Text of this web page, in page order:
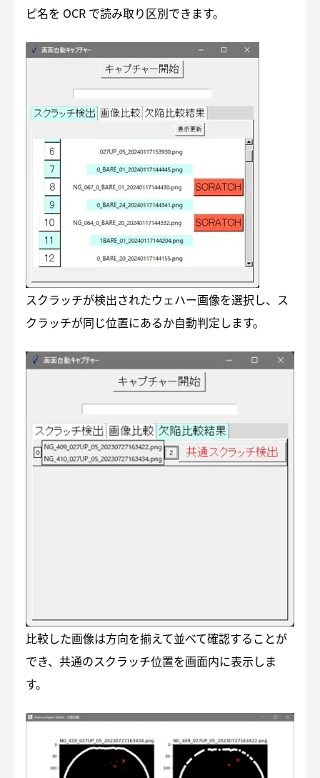
ピ名を OCR で読み取り区別できます。
スクラッチが検出されたウェハー画像を選択し、ス
クラッチが同じ位置にあるか自動判定します。
比較した画像は方向を揃えて並べて確認することが
でき、共通のスクラッチ位置を画面内に表示しま
す。